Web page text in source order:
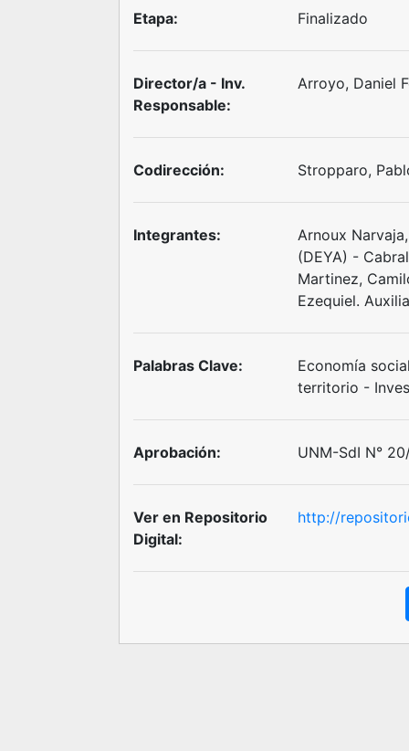
Etapa: Finalizado
Director/a - Inv.
Responsable:
Arroyo, Daniel
Codirección: Stropparo,
Integrantes:
Arnoux
(DEYA) -
Martinez,
Ezequiel.
Palabras Clave:
Economía
territorio -
Aprobación: UNM-SdI N°
Ver en Repositorio
Digital:
http://